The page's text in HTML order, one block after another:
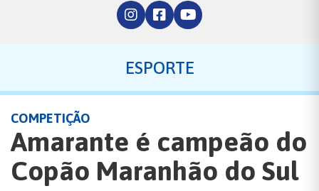
ESPORTE
COMPETIÇÃO
Amarante é campeão do
Copão Maranhão do Sul